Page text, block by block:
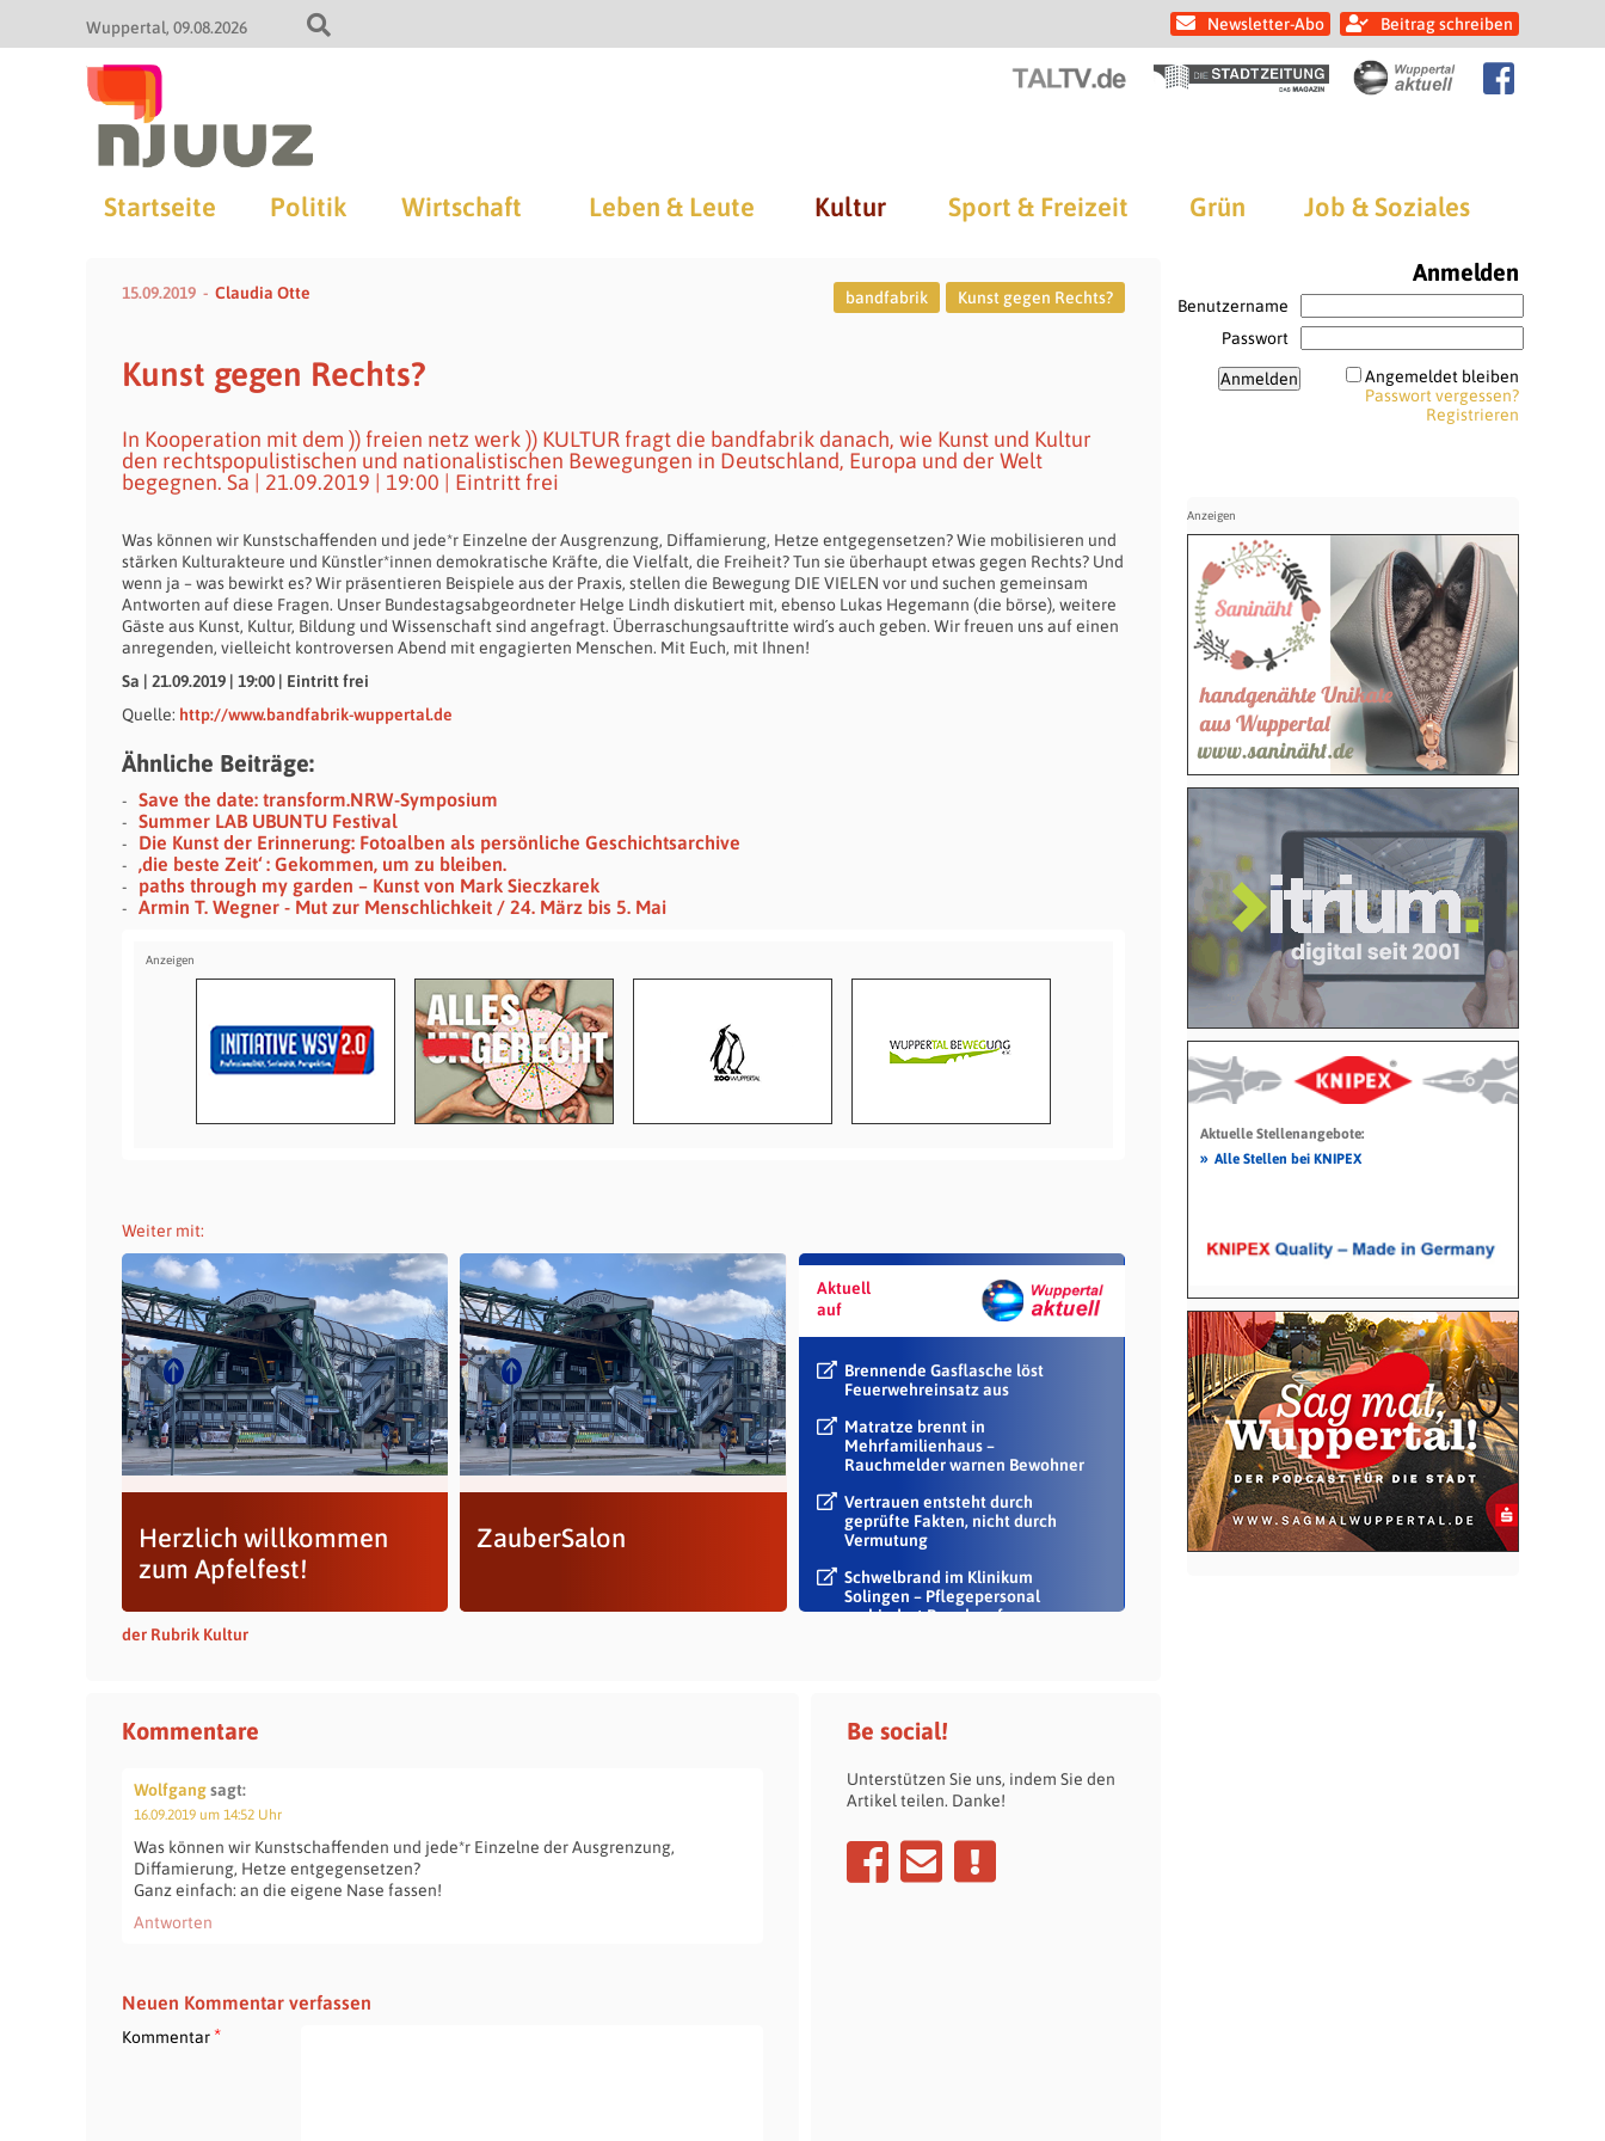
Wuppertal 09.08.2026 Newsletter-Abo Beitrag schreiben
Startseite Politik Wirtschaft Leben & Leute Kultur Sport & Freizeit Grün Job & Soziales
15.09.2019 Claudia Otte bandfabrik Kunst gegen Rechts?
Kunst gegen Rechts?
In Kooperation mit dem )) freien netz werk )) KULTUR fragt die bandfabrik danach, wie Kunst und Kultur
den rechtspopulistischen und nationalistischen Bewegungen in Deutschland, Europa und der Welt
begegnen. Sa | 21.09.2019 | 19:00 | Eintritt frei
Was können wir Kunstschaffenden und jede*r Einzelne der Ausgrenzung, Diffamierung, Hetze entgegensetzen? Wie mobilisieren und
stärken Kulturakteure und Künstler*innen demokratische Kräfte, die Vielfalt, die Freiheit? Tun sie überhaupt etwas gegen Rechts? Und
wenn ja – was bewirkt es? Wir präsentieren Beispiele aus der Praxis, stellen die Bewegung DIE VIELEN vor und suchen gemeinsam
Antworten auf diese Fragen. Unser Bundestagsabgeordneter Helge Lindh diskutiert mit, ebenso Lukas Hegemann (die börse), weitere
Gäste aus Kunst, Kultur, Bildung und Wissenschaft sind angefragt. Überraschungsauftritte wird´s auch geben. Wir freuen uns auf einen
anregenden, vielleicht kontroversen Abend mit engagierten Menschen. Mit Euch, mit Ihnen!
Sa | 21.09.2019 | 19:00 | Eintritt frei
Quelle: http://www.bandfabrik-wuppertal.de
Ähnliche Beiträge:
Save the date: transform.NRW-Symposium
Summer LAB UBUNTU Festival
Die Kunst der Erinnerung: Fotoalben als persönliche Geschichtsarchive
‚die beste Zeit‘ : Gekommen, um zu bleiben.
paths through my garden – Kunst von Mark Sieczkarek
Armin T. Wegner - Mut zur Menschlichkeit / 24. März bis 5. Mai
Weiter mit:
Herzlich willkommen
zum Apfelfest!
ZauberSalon
Aktuell
auf
Brennende Gasflasche löst
Feuerwehreinsatz aus
Matratze brennt in
Mehrfamilienhaus –
Rauchmelder warnen Bewohner
Vertrauen entsteht durch
geprüfte Fakten, nicht durch
Vermutung
Schwelbrand im Klinikum
Solingen – Pflegepersonal
verhindert Rauch auf...
der Rubrik Kultur
Anmelden
Benutzername
Passwort
Angemeldet bleiben
Passwort vergessen?
Registrieren
Aktuelle Stellenangebote:
» Alle Stellen bei KNIPEX
Kommentare
Wolfgangsagt:
16.09.2019 um 14:52 Uhr
Was können wir Kunstschaffenden und jede*r Einzelne der Ausgrenzung,
Diffamierung, Hetze entgegensetzen?
Ganz einfach: an die eigene Nase fassen!
Antworten
Neuen Kommentar verfassen
Kommentar*
Be social!
Unterstützen Sie uns, indem Sie den
Artikel teilen. Danke!